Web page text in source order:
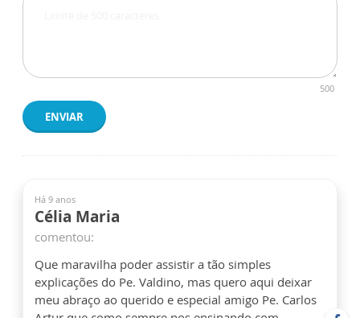
500
ENVIAR
Há 9 anos
Célia Maria
comentou:
Que maravilha poder assistir a tão simples
explicações do Pe. Valdino, mas quero aqui deixar
meu abraço ao querido e especial amigo Pe. Carlos